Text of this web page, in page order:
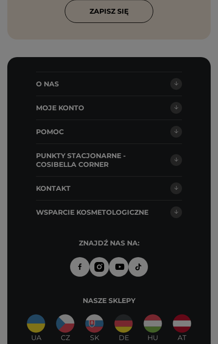
ZAPISZ SIĘ
O NAS
MOJE KONTO
POMOC
PUNKTY STACJONARNE -
COSIBELLA CORNER
KONTAKT
WSPARCIE KOSMETOLOGICZNE
ZNAJDŹ NAS NA:
NASZE SKLEPY
UA CZ SK DE HU AT